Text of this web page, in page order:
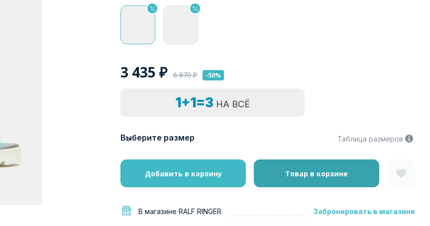
3 435 ₽ 6 870₽ -50%
1+1=3 НА ВСЁ
Выберите размер Таблица размеров
Добавить в корзину Товар в корзине
В магазине RALF RINGER Забронировать в магазине